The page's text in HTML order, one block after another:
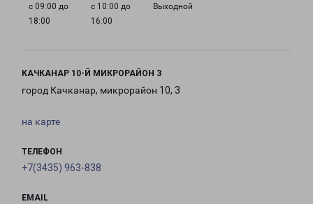
с 09:00 до
18:00
с 10:00 до
16:00
Выходной
КАЧКАНАР 10-Й МИКРОРАЙОН 3
город Качканар, микрорайон 10, 3
на карте
ТЕЛЕФОН
+7(3435) 963-838
EMAIL